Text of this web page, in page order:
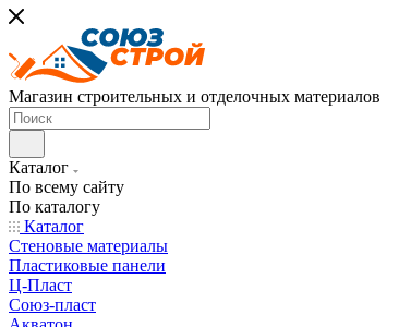
Магазин строительных и отделочных материалов
Каталог
По всему сайту
По каталогу
Каталог
Стеновые материалы
Пластиковые панели
Ц-Пласт
Союз-пласт